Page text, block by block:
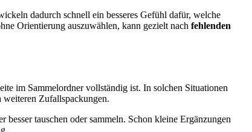
dadurch schnell ein besseres Gefühl dafür, welche
Orientierung auszuwählen, kann gezielt nach fehlenden
im Sammelordner vollständig ist. In solchen Situationen
weiteren Zufallspackungen.
besser tauschen oder sammeln. Schon kleine Ergänzungen